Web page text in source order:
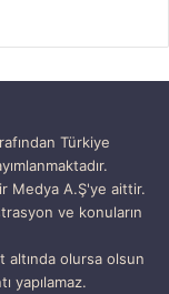
Türkiye
Medya A.Ş'ye aittir.
ve konuların
altında olursa olsun
yapılamaz.